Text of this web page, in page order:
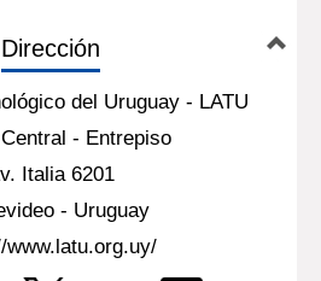
Dirección
del Uruguay - LATU
- Entrepiso
Italia 6201
- Uruguay
www.latu.org.uy/